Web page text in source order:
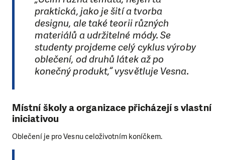
praktická, jako je šití a tvorba
designu, ale také teorii různých
materiálů a udržitelné módy. Se
studenty projdeme celý cyklus výroby
oblečení, od druhů látek až po
konečný produkt,“ vysvětluje Vesna.
Místní školy a organizace přicházejí s vlastní
iniciativou
Oblečení je pro Vesnu celoživotním koníčkem.